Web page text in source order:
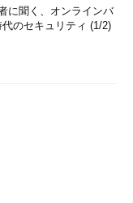
に聞く、オンラインバ
のセキュリティ (1/2)